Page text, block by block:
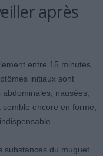
après
entre 15 minutes
initiaux sont
nausées,
encore en forme,
substances du muguet